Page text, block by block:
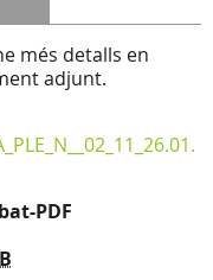
més detalls en
adjunt.
PDF